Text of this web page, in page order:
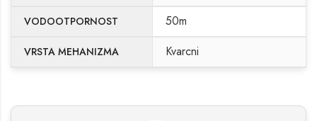
VODOOTPORNOST 50m
VRSTA MEHANIZMA Kvarcni